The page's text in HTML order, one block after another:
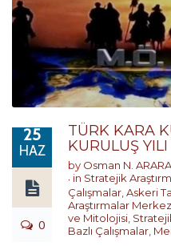
25
HAZ
0
TÜRK KARA
KURULUŞ
by Osman N.
in Stratejik
Çalışmalar Askeri
Araştırmalar
ve Mitolojisi
Bazlı Çalışmalar